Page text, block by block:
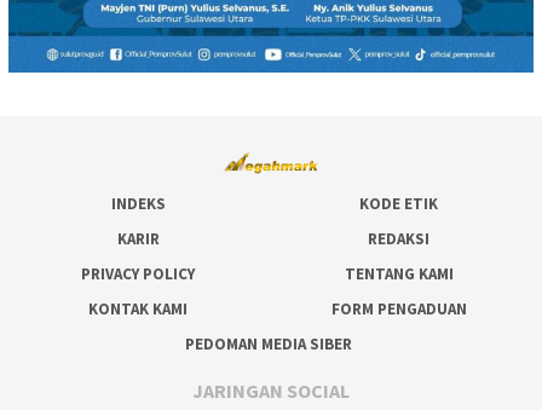
INDEKS
KODE ETIK
KARIR
REDAKSI
PRIVACY POLICY
TENTANG KAMI
KONTAK KAMI
FORM PENGADUAN
PEDOMAN MEDIA SIBER
JARINGAN SOCIAL